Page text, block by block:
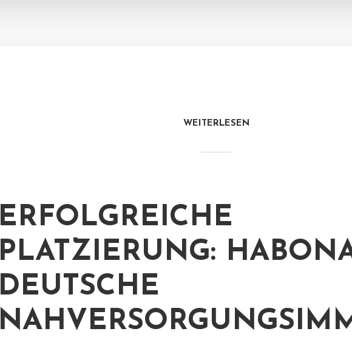
WEITERLESEN
ERFOLGREICHE
PLATZIERUNG:
DEUTSCHE